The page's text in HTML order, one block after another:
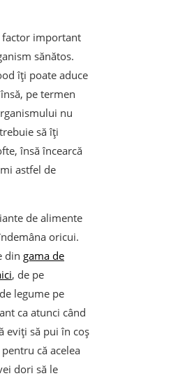
important
sănătos.
îți poate aduce
pe termen
nu
să îți
însă încearcă
astfel de
de alimente
oricui.
din gama de
, de pe
legume pe
ca atunci când
eviți să pui în coș
că acelea
dori să le